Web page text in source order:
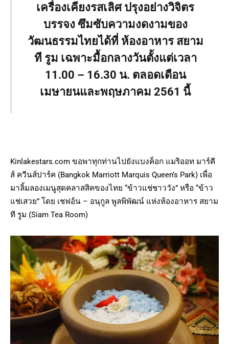
เครื่องเคียงรสเลิศ ปรุงอย่างวิจิตร
บรรจง ซึมซับความงดงามของ
วัฒนธรรมไทยได้ที่ ห้องอาหาร สยาม
ที รูม เฉพาะมื้อกลางวันตั้งแต่เวลา
11.00 – 16.30 น. ตลอดเดือน
เมษายนและพฤษภาคม 2561 นี้
Kinlakestars.com ขอพาทุกท่านไปยังแบงค็อก แมริออท มาร์คี
ส์ ควีนส์ปาร์ค (Bangkok Marriott Marquis Queen’s Park) เพื่อ
มาลิ้มลองเมนูสุดคลาสสิคของไทย “ข้าวแช่ชาววัง” หรือ “ข้าว
แช่เสวย” โดย เชฟอ้น – อนุกูล พูลพิพัฒน์ แห่งห้องอาหาร สยาม
ที รูม (Siam Tea Room)